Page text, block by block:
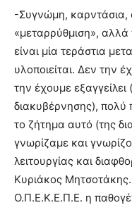
-Συγνώμη, καρντάσια,
«μεταρρύθμιση», αλλά
είναι μία τεράστια
υλοποιείται. Δεν την
την έχουμε
διακυβέρνησης), πολύ
το ζήτημα αυτό (της
γνωρίζαμε και
λειτουργίας και
Κυριάκος
Ο.Π.Ε.Κ.Ε.Π.Ε. η